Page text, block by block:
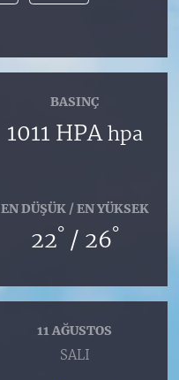
BASINÇ
1011 HPAhpa
EN DÜŞÜK / EN YÜKSEK
22° / 26°
11 AĞUSTOS
SALI